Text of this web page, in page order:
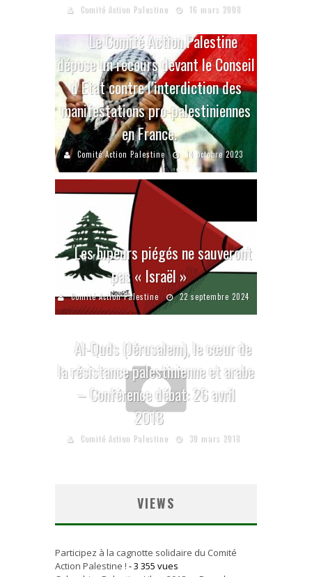
Comité Action Palestine 16 mars 2008
Le Comité Action Palestine
dépose un recours devant le Conseil
d Etat contre l’interdiction des
manifestations pro-palestiniennes
en France.
Comité Action Palestine 14 octobre 2023
Les bipeurs piégés ne sauveront
pas « Israël »
Comité Action Palestine 22 septembre 2024
Al-Quds (Jérusalem), le cœur de
la résistance palestinienne et arabe
– Conférence débat: 26 avril
2018
Comité Action Palestine 30 mars 2018
VIEWS
Participez à la cagnotte solidaire du Comité
Action Palestine ! - 3 355 vues